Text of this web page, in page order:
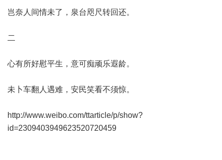
岂奈人间情未了，泉台咫尺转回还。
二
心有所好慰平生，意可痴顽乐遐龄。
未卜车翻人遇难，安民笑看不须惊。
http://www.weibo.com/ttarticle/p/show?
id=2309403949623520720459